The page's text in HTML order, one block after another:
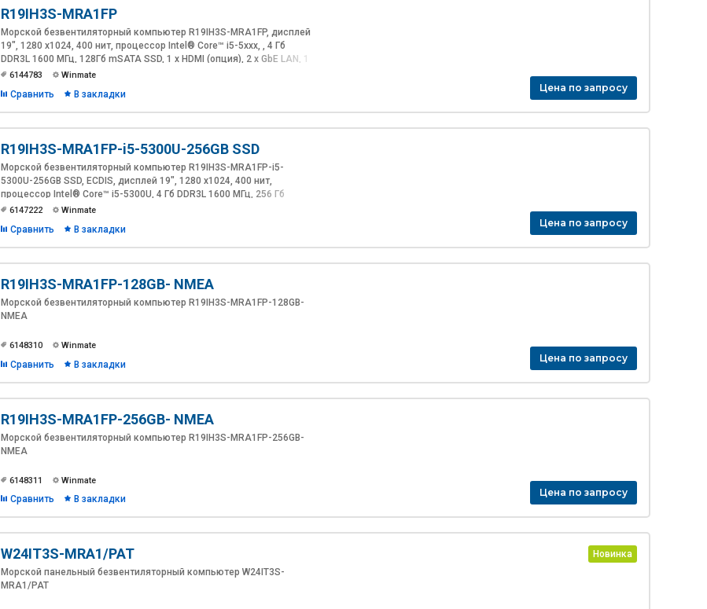
R19IH3S-MRA1FP
Морской безвентиляторный компьютер R19IH3S-MRA1FP, дисплей
19", 1280 x1024, 400 нит, процессор Intel® Core™ i5-5ххх, , 4 Гб
DDR3L 1600 MГц, 128Гб mSATA SSD, 1 x HDMI (опция), 2 х GbE LAN, 1
x USB2.0, 2 x USB3.0, 1 x RS232/422/485, GPIO (опция), 4 x NMEA 0183
DNV
6144783 Winmate
Сравнить В закладки
Цена по запросу
R19IH3S-MRA1FP-i5-5300U-256GB SSD
Морской безвентиляторный компьютер R19IH3S-MRA1FP-i5-
5300U-256GB SSD, ECDIS, дисплей 19", 1280 x1024, 400 нит,
процессор Intel® Core™ i5-5300U, 4 Гб DDR3L 1600 MГц, 256 Гб
mSATA SSD, 1 x HDMI (опция), 2 х GbE LAN, 1 x USB2.0, 2 x USB3.0, 1 x
емкостной сенсорный экран, IP66, 24 В DC, DNV
6147222 Winmate
Сравнить В закладки
Цена по запросу
R19IH3S-MRA1FP-128GB- NMEA
Морской безвентиляторный компьютер R19IH3S-MRA1FP-128GB-
NMEA
6148310 Winmate
Сравнить В закладки
Цена по запросу
R19IH3S-MRA1FP-256GB- NMEA
Морской безвентиляторный компьютер R19IH3S-MRA1FP-256GB-
NMEA
6148311 Winmate
Сравнить В закладки
Цена по запросу
Новинка
W24IT3S-MRA1/PAT
Морской панельный безвентиляторный компьютер W24IT3S-
MRA1/PAT